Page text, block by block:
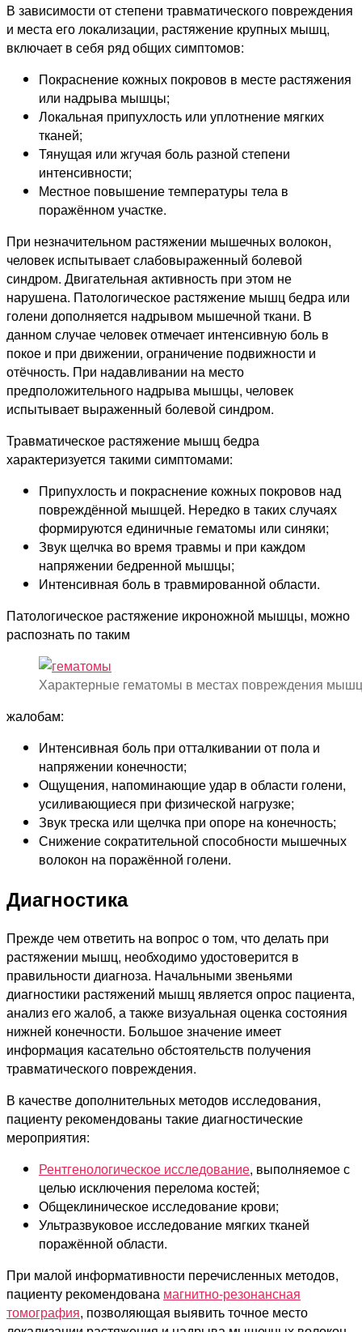
В зависимости от степени травматического повреждения
и места его локализации, растяжение крупных мышц,
включает в себя ряд общих симптомов:
Покраснение кожных покровов в месте растяжения
или надрыва мышцы;
Локальная припухлость или уплотнение мягких
тканей;
Тянущая или жгучая боль разной степени
интенсивности;
Местное повышение температуры тела в
поражённом участке.
При незначительном растяжении мышечных волокон,
человек испытывает слабовыраженный болевой
синдром. Двигательная активность при этом не
нарушена. Патологическое растяжение мышц бедра или
голени дополняется надрывом мышечной ткани. В
данном случае человек отмечает интенсивную боль в
покое и при движении, ограничение подвижности и
отёчность. При надавливании на место
предположительного надрыва мышцы, человек
испытывает выраженный болевой синдром.
Травматическое растяжение мышц бедра
характеризуется такими симптомами:
Припухлость и покраснение кожных покровов над
повреждённой мышцей. Нередко в таких случаях
формируются единичные гематомы или синяки;
Звук щелчка во время травмы и при каждом
напряжении бедренной мышцы;
Интенсивная боль в травмированной области.
Патологическое растяжение икроножной мышцы, можно
распознать по таким
Характерные гематомы в местах повреждения мышц
жалобам:
Интенсивная боль при отталкивании от пола и
напряжении конечности;
Ощущения, напоминающие удар в области голени,
усиливающиеся при физической нагрузке;
Звук треска или щелчка при опоре на конечность;
Снижение сократительной способности мышечных
волокон на поражённой голени.
Диагностика
Прежде чем ответить на вопрос о том, что делать при
растяжении мышц, необходимо удостоверится в
правильности диагноза. Начальными звеньями
диагностики растяжений мышц является опрос пациента,
анализ его жалоб, а также визуальная оценка состояния
нижней конечности. Большое значение имеет
информация касательно обстоятельств получения
травматического повреждения.
В качестве дополнительных методов исследования,
пациенту рекомендованы такие диагностические
мероприятия:
Рентгенологическое исследование, выполняемое с
целью исключения перелома костей;
Общеклиническое исследование крови;
Ультразвуковое исследование мягких тканей
поражённой области.
При малой информативности перечисленных методов,
пациенту рекомендована магнитно-резонансная
томография, позволяющая выявить точное место